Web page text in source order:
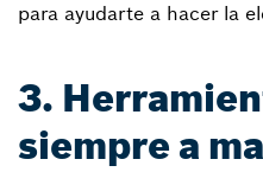
para ayudarte a hacer la
3.
siempre a